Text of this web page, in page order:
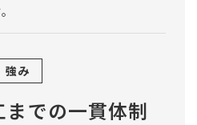
強み
での一貫体制